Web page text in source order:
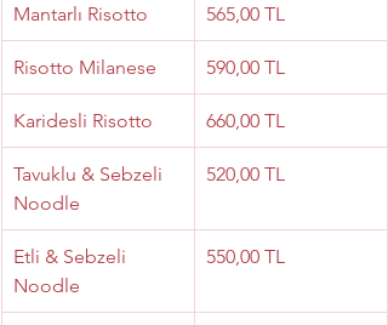
Mantarlı Risotto 565,00 TL
Risotto Milanese 590,00 TL
Karidesli Risotto 660,00 TL
Tavuklu & Sebzeli
Noodle
520,00 TL
Etli & Sebzeli
Noodle
550,00 TL